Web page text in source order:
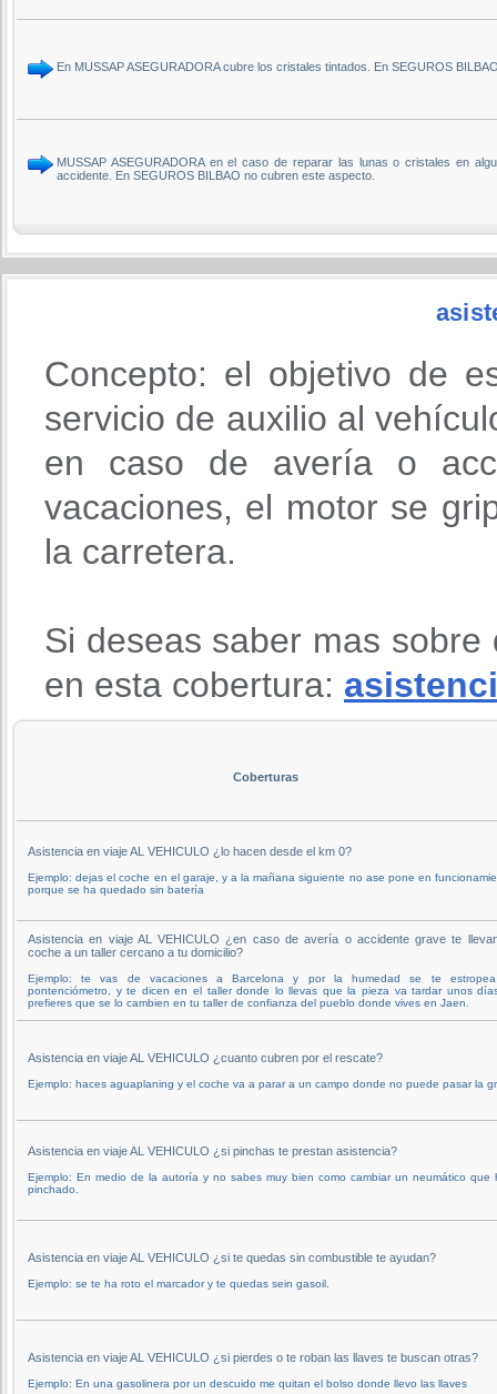
En MUSSAP ASEGURADORA cubre los cristales tintados. En SEGUROS
MUSSAP ASEGURADORA en el caso de reparar las lunas o cristales en
accidente. En SEGUROS BILBAO no cubren este aspecto.
Concepto: el objetivo de
servicio de auxilio al
en caso de avería o
vacaciones, el motor se
la carretera.
Si deseas saber mas
en esta cobertura:
Coberturas
Asistencia en viaje AL VEHICULO ¿lo hacen desde el km 0?
Ejemplo: dejas el coche en el garaje, y a la mañana siguiente no ase pone en
porque se ha quedado sin batería
Asistencia en viaje AL VEHICULO ¿en caso de avería o accidente grave te
coche a un taller cercano a tu domicilio?
Ejemplo: te vas de vacaciones a Barcelona y por la humedad se te
pontenciómetro, y te dicen en el taller donde lo llevas que la pieza va tardar unos
prefieres que se lo cambien en tu taller de confianza del pueblo donde vives en Jaen.
Asistencia en viaje AL VEHICULO ¿cuanto cubren por el rescate?
Ejemplo: haces aguaplaning y el coche va a parar a un campo donde no puede pasar la
Asistencia en viaje AL VEHICULO ¿si pinchas te prestan asistencia?
Ejemplo: En medio de la autoría y no sabes muy bien como cambiar un neumático que
pinchado.
Asistencia en viaje AL VEHICULO ¿si te quedas sin combustible te ayudan?
Ejemplo: se te ha roto el marcador y te quedas sein gasoil.
Asistencia en viaje AL VEHICULO ¿si pierdes o te roban las llaves te buscan otras?
Ejemplo: En una gasolinera por un descuido me quitan el bolso donde llevo las llaves